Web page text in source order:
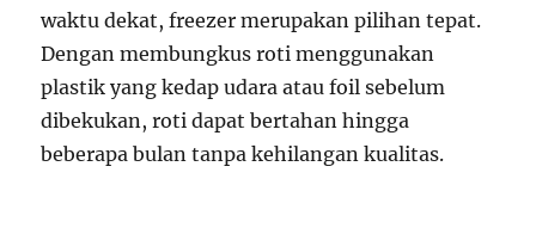
waktu dekat, freezer merupakan pilihan tepat.
Dengan membungkus roti menggunakan
plastik yang kedap udara atau foil sebelum
dibekukan, roti dapat bertahan hingga
beberapa bulan tanpa kehilangan kualitas.